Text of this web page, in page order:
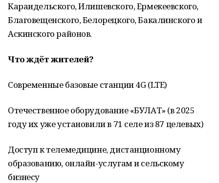
Караидельского, Илишевского, Ермекеевского,
Благовещенского, Белорецкого, Бакалинского и
Аскинского районов.
Что ждёт жителей?
Современные базовые станции 4G (LTE)
Отечественное оборудование «БУЛАТ» (в 2025
году их уже установили в 71 селе из 87 целевых)
Доступ к телемедицине, дистанционному
образованию, онлайн-услугам и сельскому
бизнесу